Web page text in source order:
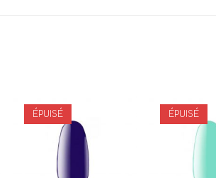
ÉPUISÉ ÉPUISÉ